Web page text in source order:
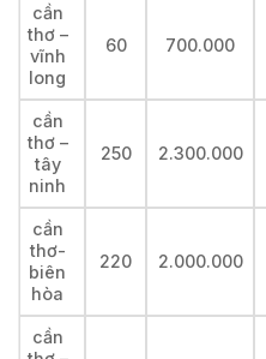
cần
thơ –
vĩnh
long
60 700.000
cần
thơ –
tây
ninh
250 2.300.000
cần
thơ-
biên
hòa
220 2.000.000
cần